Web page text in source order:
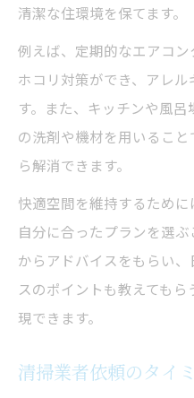
清潔な住環境を保てます。
例えば、定期的なエアコ
ホコリ対策ができ、アレ
す。また、キッチンや風
の洗剤や機材を用いるこ
ら解消できます。
快適空間を維持するため
自分に合ったプランを選
からアドバイスをもらい
スのポイントも教えても
現できます。
清掃業者依頼のタイ